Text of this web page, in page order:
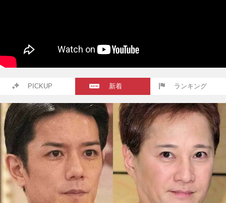
PICKUP 新着 ランキング